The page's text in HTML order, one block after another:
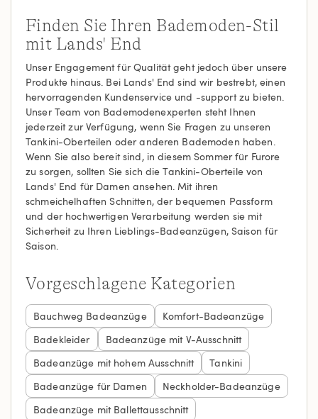
Finden Sie Ihren Bademoden-Stil
mit Lands' End
Unser Engagement für Qualität geht jedoch über unsere
Produkte hinaus. Bei Lands' End sind wir bestrebt, einen
hervorragenden Kundenservice und -support zu bieten.
Unser Team von Bademodenexperten steht Ihnen
jederzeit zur Verfügung, wenn Sie Fragen zu unseren
Tankini-Oberteilen oder anderen Bademoden haben.
Wenn Sie also bereit sind, in diesem Sommer für Furore
zu sorgen, sollten Sie sich die Tankini-Oberteile von
Lands' End für Damen ansehen. Mit ihren
schmeichelhaften Schnitten, der bequemen Passform
und der hochwertigen Verarbeitung werden sie mit
Sicherheit zu Ihren Lieblings-Badeanzügen, Saison für
Saison.
Vorgeschlagene Kategorien
Bauchweg Badeanzüge
Komfort-Badeanzüge
Badekleider
Badeanzüge mit V-Ausschnitt
Badeanzüge mit hohem Ausschnitt
Tankini
Badeanzüge für Damen
Neckholder-Badeanzüge
Badeanzüge mit Ballettausschnitt